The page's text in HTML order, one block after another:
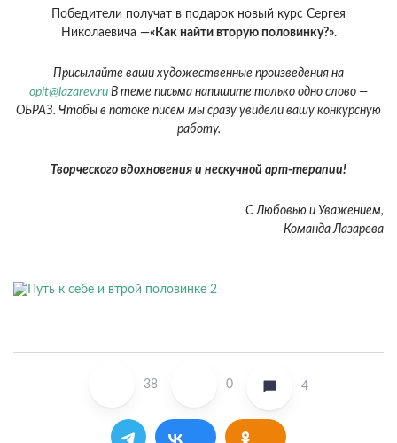
Победители получат в подарок новый курс Сергея
Николаевича —«Как найти вторую половинку?».
Присылайте ваши художественные произведения на
opit@lazarev.ru В теме письма напишите только одно слово —
ОБРАЗ. Чтобы в потоке писем мы сразу увидели вашу конкурсную
работу.
Творческого вдохновения и нескучной арт-терапии!
С Любовью и Уважением,
Команда Лазарева
38 0 4